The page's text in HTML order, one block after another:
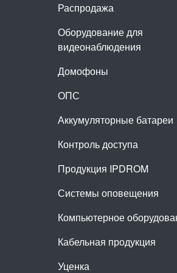
Распродажа
Оборудование для
видеонаблюдения
Домофоны
ОПС
Аккумуляторные батареи
Контроль доступа
Продукция IPDROM
Системы оповещения
Компьютерное
Кабельная продукция
Уценка